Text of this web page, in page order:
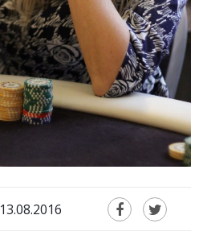
13.08.2016